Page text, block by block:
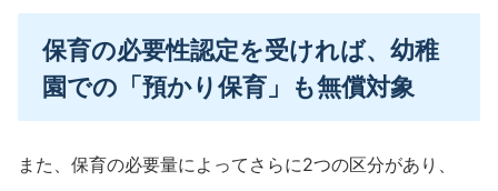
保育の必要性認定を受ければ、幼稚
園での「預かり保育」も無償対象
また、保育の必要量によってさらに2つの区分があり、